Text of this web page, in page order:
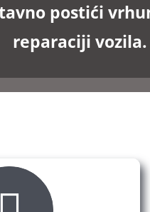
postići
reparaciji vozila.